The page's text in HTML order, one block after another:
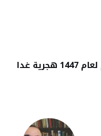
فاتح شهر محرم لعام 1447 هجرية غدا